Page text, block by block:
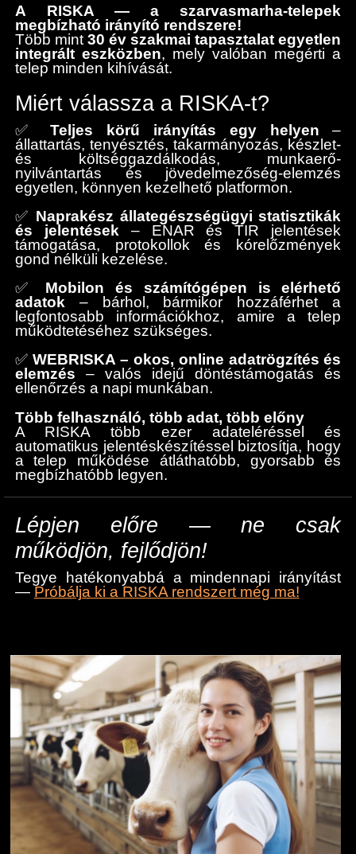
A RISKA — a szarvasmarha-telepek
megbízható irányító rendszere!
Több mint 30 év szakmai tapasztalat egyetlen
integrált eszközben, mely valóban megérti a
telep minden kihívását.
Miért válassza a RISKA-t?
✅Teljes körű irányítás egy helyen –
állattartás, tenyésztés, takarmányozás, készlet-
és költséggazdálkodás, munkaerő-
nyilvántartás és jövedelmezőség-elemzés
egyetlen, könnyen kezelhető platformon.
✅ Naprakész állategészségügyi statisztikák
és jelentések – ENAR és TIR jelentések
támogatása, protokollok és kórelőzmények
gond nélküli kezelése.
✅ Mobilon és számítógépen is elérhető
adatok – bárhol, bármikor hozzáférhet a
legfontosabb információkhoz, amire a telep
működtetéséhez szükséges.
✅WEBRISKA – okos, online adatrögzítés és
elemzés – valós idejű döntéstámogatás és
ellenőrzés a napi munkában.
Több felhasználó, több adat, több előny
A RISKA több ezer adateléréssel és
automatikus jelentéskészítéssel biztosítja, hogy
a telep működése átláthatóbb, gyorsabb és
megbízhatóbb legyen.
Lépjen előre — ne csak
működjön, fejlődjön!
Tegye hatékonyabbá a mindennapi irányítást
— Próbálja ki a RISKA rendszert még ma!